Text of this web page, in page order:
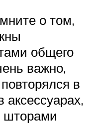
о том,
общего
важно,
в
аксессуарах,
шторами